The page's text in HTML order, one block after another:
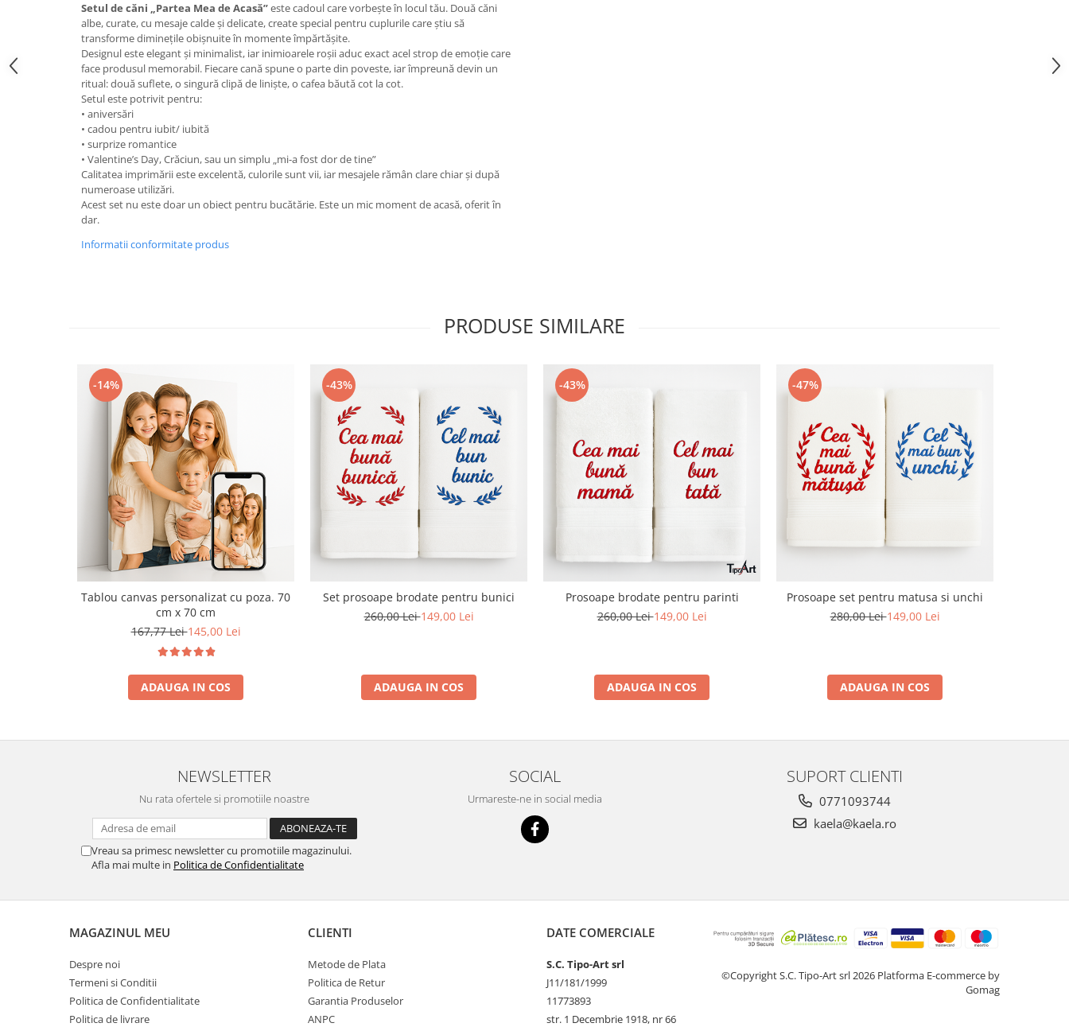
Setul de căni „Partea Mea de Acasă”este cadoul care vorbește în locul tău. Două căni
albe, curate, cu mesaje calde și delicate, create special pentru cuplurile care știu să
transforme diminețile obișnuite în momente împărtășite.
Designul este elegant și minimalist, iar inimioarele roșii aduc exact acel strop de emoție care
face produsul memorabil. Fiecare cană spune o parte din poveste, iar împreună devin un
ritual: două suflete, o singură clipă de liniște, o cafea băută cot la cot.
Setul este potrivit pentru:
• aniversări
• cadou pentru iubit/ iubită
• surprize romantice
• Valentine’s Day, Crăciun, sau un simplu „mi-a fost dor de tine”
Calitatea imprimării este excelentă, culorile sunt vii, iar mesajele rămân clare chiar și după
numeroase utilizări.
Acest set nu este doar un obiect pentru bucătărie. Este un mic moment de acasă, oferit în
dar.
Informatii conformitate produs
PRODUSE SIMILARE
-14%
Tablou canvas personalizat cu poza. 70
cm x 70 cm
167,77 Lei145,00 Lei
ADAUGA IN COS
-43%
Set prosoape brodate pentru bunici
260,00 Lei149,00 Lei
ADAUGA IN COS
-43%
Prosoape brodate pentru parinti
260,00 Lei149,00 Lei
ADAUGA IN COS
-47%
Prosoape set pentru matusa si unchi
280,00 Lei149,00 Lei
ADAUGA IN COS
NEWSLETTER
Nu rata ofertele si promotiile noastre
Vreau sa primesc newsletter cu promotiile magazinului.
Afla mai multe in Politica de Confidentialitate
SOCIAL
Urmareste-ne in social media
SUPORT CLIENTI
0771093744
kaela@kaela.ro
MAGAZINUL MEU
Despre noi
Termeni si Conditii
Politica de Confidentialitate
Politica de livrare
CLIENTI
Metode de Plata
Politica de Retur
Garantia Produselor
ANPC
DATE COMERCIALE
S.C. Tipo-Art srl
J11/181/1999
11773893
str. 1 Decembrie 1918, nr 66
©Copyright S.C. Tipo-Art srl 2026 Platforma E-commerce by
Gomag